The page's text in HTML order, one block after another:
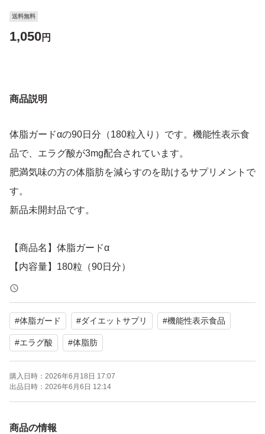
送料無料
1,050円
商品説明
体脂ガードαの90日分（180粒入り）です。機能性表示食
品で、エラグ酸が3mg配合されています。
肥満気味の方の体脂肪を減らすのを助けるサプリメントで
す。
新品未開封品です。
【商品名】体脂ガードα
【内容量】180粒（90日分）
【機能性関与成分】エラグ酸 3mg配合
【商品の状態】未使用
賞味期限2027.9
#体脂ガード #ダイエットサプリ #機能性表示食品
#エラグ酸 #体脂肪
購入日時： 2026年6月18日 17:07
出品日時： 2026年6月6日 12:14
商品の情報